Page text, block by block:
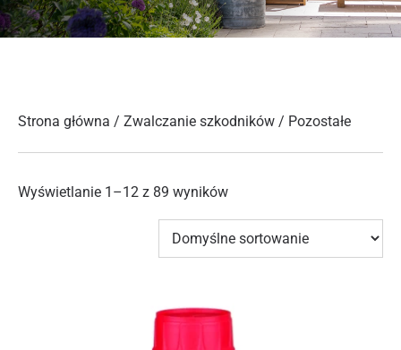
Strona główna / Zwalczanie szkodników / Pozostałe
Wyświetlanie 1–12 z 89 wyników